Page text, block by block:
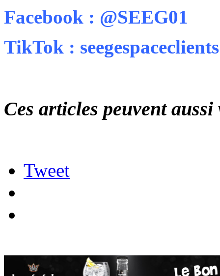
Facebook : @SEEG01
TikTok : seegespaceclients
Ces articles peuvent
Tweet